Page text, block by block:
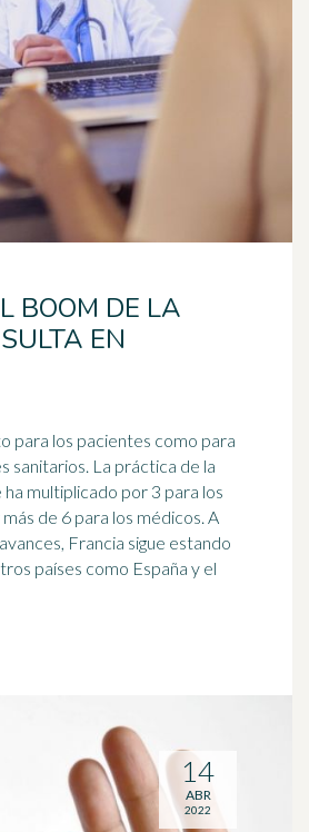
BOOM DE LA
EN
para los pacientes como para
La práctica de la
multiplicado por 3 para los
de 6 para los médicos. A
Francia sigue estando
países como España y el
14
ABR
2022